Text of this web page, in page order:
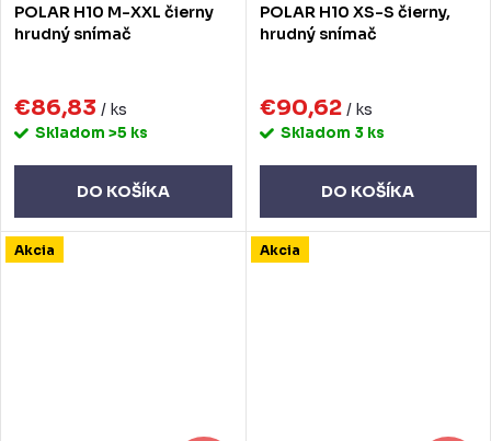
POLAR H10 M-XXL čierny
hrudný snímač
€86,83 / ks
Skladom >5 ks
DO KOŠÍKA
POLAR H10 XS-S čierny,
hrudný snímač
€90,62 / ks
Skladom 3 ks
DO KOŠÍKA
Akcia Akcia